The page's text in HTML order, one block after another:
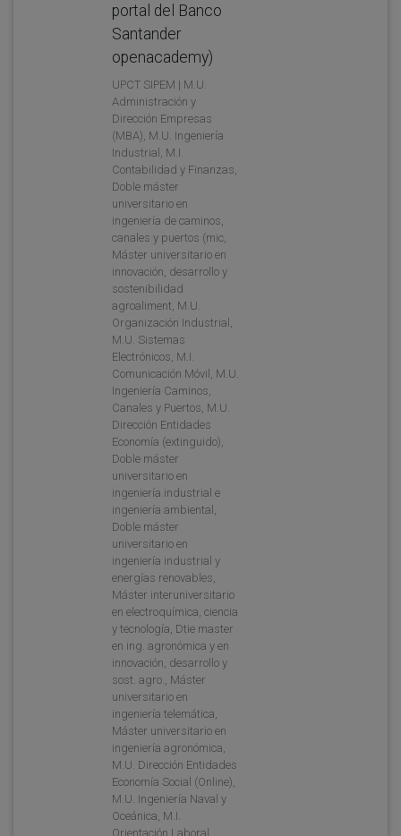
portal del Banco
Santander
openacademy)
UPCT SIPEM | M.U.
Administración y
Dirección Empresas
(MBA), M.U. Ingeniería
Industrial, M.I.
Contabilidad y Finanzas,
Doble máster
universitario en
ingeniería de caminos,
canales y puertos (mic,
Máster universitario en
innovación, desarrollo y
sostenibilidad
agroaliment, M.U.
Organización Industrial,
M.U. Sistemas
Electrónicos, M.I.
Comunicación Móvil, M.U.
Ingeniería Caminos,
Canales y Puertos, M.U.
Dirección Entidades
Economía (extinguido),
Doble máster
universitario en
ingeniería industrial e
ingeniería ambiental,
Doble máster
universitario en
ingeniería industrial y
energías renovables,
Máster interuniversitario
en electroquímica, ciencia
y tecnología, Dtie master
en ing. agronómica y en
innovación, desarrollo y
sost. agro., Máster
universitario en
ingeniería telemática,
Máster universitario en
ingeniería agronómica,
M.U. Dirección Entidades
Economía Social (Online),
M.U. Ingeniería Naval y
Oceánica, M.I.
Orientación Laboral,